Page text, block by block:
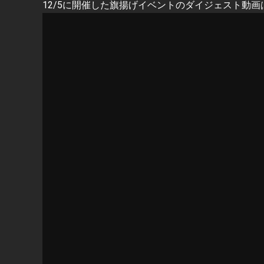
12/5に開催した旗揚げイベントのダイジェスト動画